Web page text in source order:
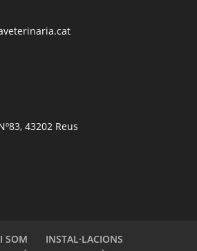
43202 Reus
SOM
INSTAL·LACIONS